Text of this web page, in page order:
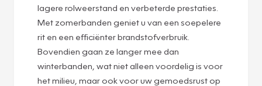
lagere rolweerstand en verbeterde prestaties.
Met zomerbanden geniet u van een soepelere
rit en een efficiënter brandstofverbruik.
Bovendien gaan ze langer mee dan
winterbanden, wat niet alleen voordelig is voor
het milieu, maar ook voor uw gemoedsrust op